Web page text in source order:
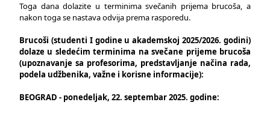
Toga dana dolazite u terminima svečanih prijema brucoša, a
nakon toga se nastava odvija prema rasporedu.
Brucoši (studenti I godine u akademskoj 2025/2026. godini)
dolaze u sledećim terminima na svečane prijeme brucoša
(upoznavanje sa profesorima, predstavljanje načina rada,
podela udžbenika, važne i korisne informacije):
BEOGRAD - ponedeljak, 22. septembar 2025. godine: